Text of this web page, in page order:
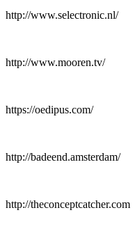
http://www.selectronic.nl/
http://www.mooren.tv/
https://oedipus.com/
http://badeend.amsterdam/
http://theconceptcatcher.com